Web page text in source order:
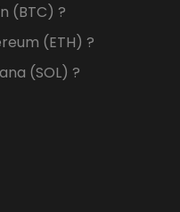
(BTC) ?
(ETH) ?
(SOL) ?